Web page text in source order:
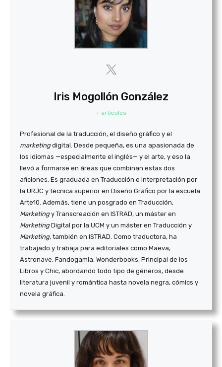
Iris Mogollón González
+ artículos
Profesional de la traducción, el diseño gráfico y el
marketingdigital. Desde pequeña, es una apasionada de
los idiomas —especialmente el inglés— y el arte, y eso la
llevó a formarse en áreas que combinan estas dos
aficiones. Es graduada en Traducción e Interpretación por
la URJC y técnica superior en Diseño Gráfico por la escuela
Arte10. Además, tiene un posgrado en Traducción,
Marketingy Transcreación en ISTRAD, un máster en
MarketingDigital por la UCM y un máster en Traducción y
Marketing, también en ISTRAD. Como traductora, ha
trabajado y trabaja para editoriales como Maeva,
Astronave, Fandogamia, Wonderbooks, Principal de los
Libros y Chic, abordando todo tipo de géneros, desde
literatura juvenil y romántica hasta novela negra, cómics y
novela gráfica.